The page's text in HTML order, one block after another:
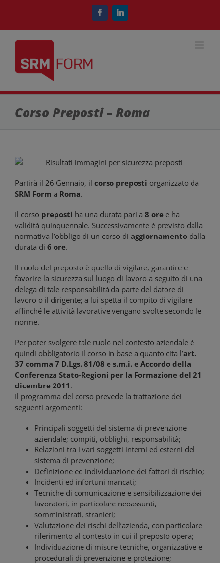
FacebookLinkedIn
Corso Preposti – Roma
Partirà il 26 Gennaio, il corso preposti organizzato da
SRM Form a Roma.
Il corso preposti ha una durata pari a 8 ore e ha
validità quinquennale. Successivamente è previsto dalla
normativa l’obbligo di un corso di aggiornamento dalla
durata di 6 ore.
Il ruolo del preposto è quello di vigilare, garantire e
favorire la sicurezza sul luogo di lavoro a seguito di una
delega di tale responsabilità da parte del datore di
lavoro o il dirigente; a lui spetta il compito di vigilare
affinché le attività lavorative vengano svolte secondo le
norme.
Per poter svolgere tale ruolo nel contesto aziendale è
quindi obbligatorio il corso in base a quanto cita l’art.
37 comma 7 D.Lgs. 81/08 e s.m.i. e Accordo della
Conferenza Stato-Regioni per la Formazione del 21
dicembre 2011 .
Il programma del corso prevede la trattazione dei
seguenti argomenti:
Principali soggetti del sistema di prevenzione
aziendale; compiti, obblighi, responsabilità;
Relazioni tra i vari soggetti interni ed esterni del
sistema di prevenzione;
Definizione ed individuazione dei fattori di rischio;
Incidenti ed infortuni mancati;
Tecniche di comunicazione e sensibilizzazione dei
lavoratori, in particolare neoassunti,
somministrati, stranieri;
Valutazione dei rischi dell’azienda, con particolare
riferimento al contesto in cui il preposto opera;
Individuazione di misure tecniche, organizzative e
procedurali di prevenzione e protezione;